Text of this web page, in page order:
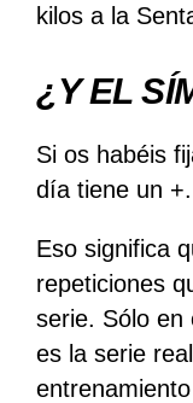
kilos a la
¿Y EL
Si os habéis
día tiene un +.
Eso significa
repeticiones
serie. Sólo en
es la serie